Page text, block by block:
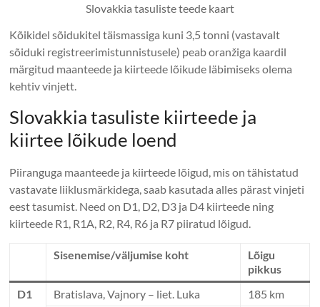
Slovakkia tasuliste teede kaart
Kõikidel sõidukitel täismassiga kuni 3,5 tonni (vastavalt
sõiduki registreerimistunnistusele) peab oranžiga kaardil
märgitud maanteede ja kiirteede lõikude läbimiseks olema
kehtiv vinjett.
Slovakkia tasuliste kiirteede ja
kiirtee lõikude loend
Piiranguga maanteede ja kiirteede lõigud, mis on tähistatud
vastavate liiklusmärkidega, saab kasutada alles pärast vinjeti
eest tasumist. Need on D1, D2, D3 ja D4 kiirteede ning
kiirteede R1, R1A, R2, R4, R6 ja R7 piiratud lõigud.
Sisenemise/väljumise koht
Lõigu
pikkus
D1
Bratislava, Vajnory – liet. Luka
185 km